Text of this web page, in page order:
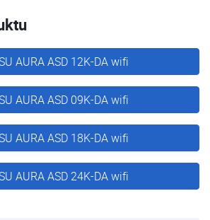
AURA ASD 12K-DA wifi
AURA ASD 09K-DA wifi
AURA ASD 18K-DA wifi
AURA ASD 24K-DA wifi